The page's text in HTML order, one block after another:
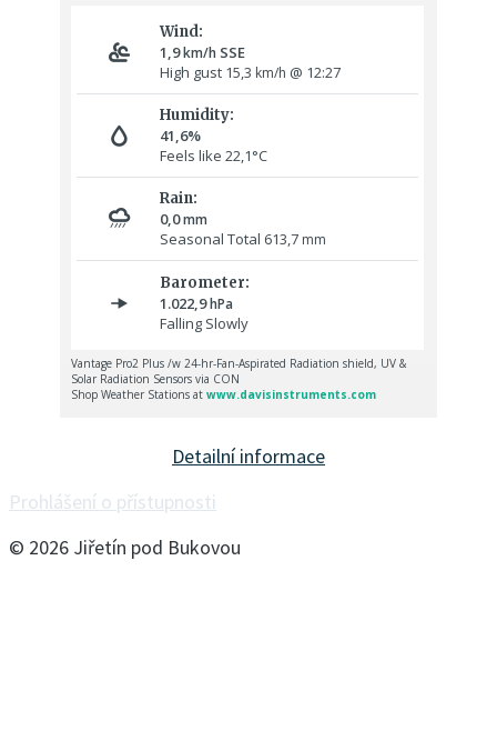
Detailní informace
Prohlášení o přístupnosti
© 2026 Jiřetín pod Bukovou